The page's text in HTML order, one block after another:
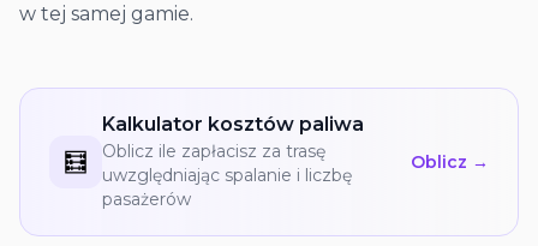
w tej samej gamie.
🧮
Kalkulator kosztów paliwa
Oblicz ile zapłacisz za trasę
uwzględniając spalanie i liczbę
pasażerów
Oblicz →